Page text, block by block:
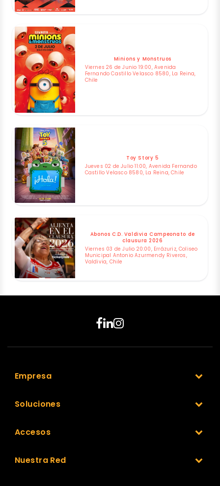
Minions y Monstruos
Viernes 26 de Junio 19:00, Avenida
Fernando Castillo Velasco 8580, La Reina,
Chile
Toy Story 5
Jueves 02 de Julio 11:00, Avenida Fernando
Castillo Velasco 8580, La Reina, Chile
Abonos C.D. Valdivia Campeonato de
clausura 2026
Viernes 03 de Julio 20:00, Errázuriz, Coliseo
Municipal Antonio Azurmendy Riveros,
Valdivia, Chile
Empresa
Soluciones
Accesos
Nuestra Red